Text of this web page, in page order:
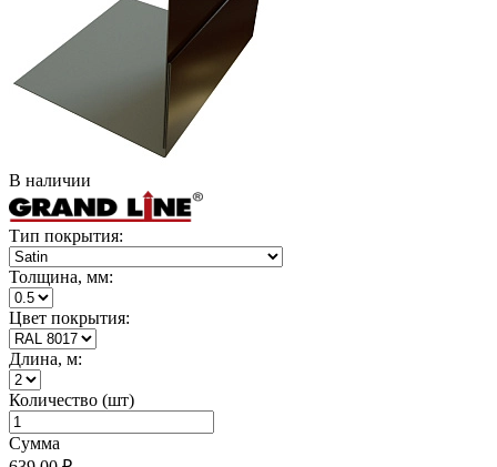
В наличии
Тип покрытия:
Толщина, мм:
Цвет покрытия:
Длина, м:
Количество (шт)
Сумма